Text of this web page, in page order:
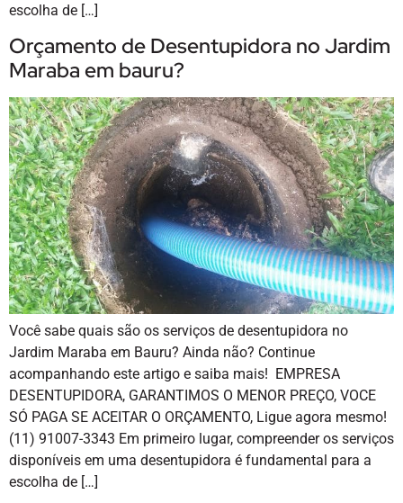
escolha de […]
Orçamento de Desentupidora no Jardim
Maraba em bauru?
Você sabe quais são os serviços de desentupidora no
Jardim Maraba em Bauru? Ainda não? Continue
acompanhando este artigo e saiba mais! EMPRESA
DESENTUPIDORA, GARANTIMOS O MENOR PREÇO, VOCE
SÓ PAGA SE ACEITAR O ORÇAMENTO, Ligue agora mesmo!
(11) 91007-3343 Em primeiro lugar, compreender os serviços
disponíveis em uma desentupidora é fundamental para a
escolha de […]